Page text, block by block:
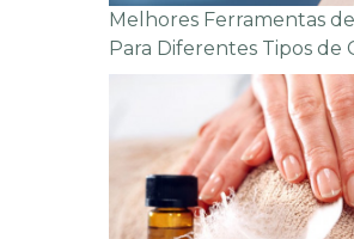
Melhores Ferramentas
Para Diferentes Tipos de